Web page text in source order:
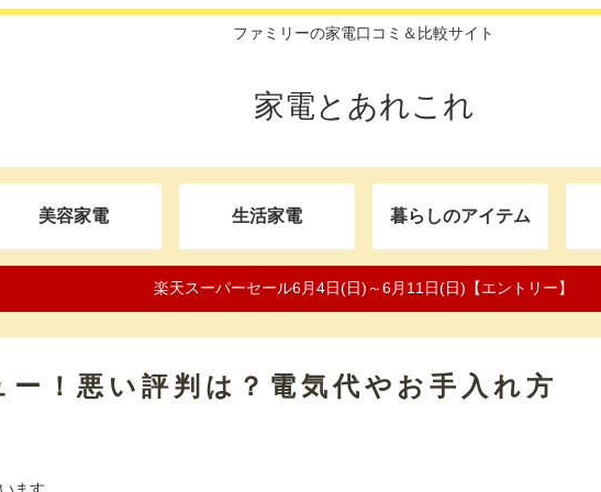
ファミリーの家電口コミ＆比較サイト
家電とあれこれ
美容家電 生活家電 暮らしのアイテム
楽天スーパーセール6月4日(日)～6月11日(日)【エントリー】
！悪い評判は？電気代やお手入れ方